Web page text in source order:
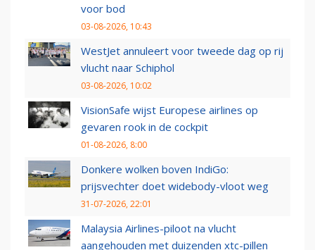
voor bod
03-08-2026, 10:43
WestJet annuleert voor tweede dag op rij
vlucht naar Schiphol
03-08-2026, 10:02
VisionSafe wijst Europese airlines op
gevaren rook in de cockpit
01-08-2026, 8:00
Donkere wolken boven IndiGo:
prijsvechter doet widebody-vloot weg
31-07-2026, 22:01
Malaysia Airlines-piloot na vlucht
aangehouden met duizenden xtc-pillen